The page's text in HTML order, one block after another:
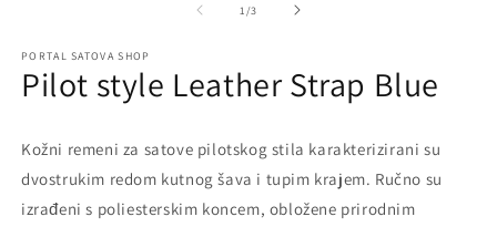
1 /of
3
PORTAL SATOVA SHOP
Pilot style Leather Strap Blue
Kožni remeni za satove pilotskog stila karakterizirani su
dvostrukim redom kutnog šava i tupim krajem. Ručno su
izrađeni s poliesterskim koncem, obložene prirodnim